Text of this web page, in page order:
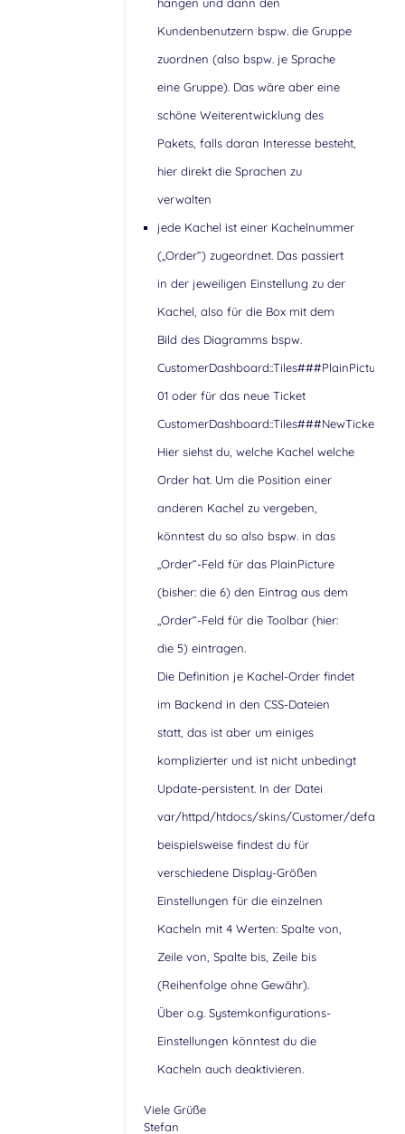
Kundenbenutzern bspw. die Gruppe
zuordnen (also bspw. je Sprache
eine Gruppe). Das wäre aber eine
schöne Weiterentwicklung des
Pakets, falls daran Interesse besteht,
hier direkt die Sprachen zu
verwalten
jede Kachel ist einer Kachelnummer
(„Order“) zugeordnet. Das passiert
in der jeweiligen Einstellung zu der
Kachel, also für die Box mit dem
Bild des Diagramms bspw.
CustomerDashboard::Tiles###PlainPicture-
01 oder für das neue Ticket
CustomerDashboard::Tiles###NewTicket.
Hier siehst du, welche Kachel welche
Order hat. Um die Position einer
anderen Kachel zu vergeben,
könntest du so also bspw. in das
„Order“-Feld für das PlainPicture
(bisher: die 6) den Eintrag aus dem
„Order“-Feld für die Toolbar (hier:
die 5) eintragen.
Die Definition je Kachel-Order findet
im Backend in den CSS-Dateien
statt, das ist aber um einiges
komplizierter und ist nicht unbedingt
Update-persistent. In der Datei
var/httpd/htdocs/skins/Customer/default/
beispielsweise findest du für
verschiedene Display-Größen
Einstellungen für die einzelnen
Kacheln mit 4 Werten: Spalte von,
Zeile von, Spalte bis, Zeile bis
(Reihenfolge ohne Gewähr).
Über o.g. Systemkonfigurations-
Einstellungen könntest du die
Kacheln auch deaktivieren.
Viele Grüße
Stefan